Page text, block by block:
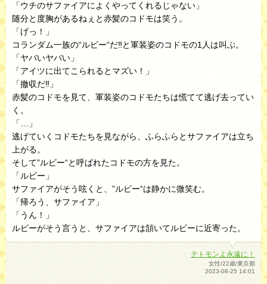
「ウチのサファイアによくやってくれるじゃない」
随分と度胸があるねぇと赤髪のコドモは笑う。
「げっ！」
コランダム一族の“ルビー“だ‼︎と軍装姿のコドモの1人は叫ぶ。
「ヤバいヤバい」
「アイツに出てこられるとマズい！」
「撤収だ‼︎」
赤髪のコドモを見て、軍装姿のコドモたちは慌てて逃げ去ってい
く。
「…」
逃げていくコドモたちを見ながら、ふらふらとサファイアは立ち
上がる。
そして”ルビー“と呼ばれたコドモの方を見た。
「ルビー」
サファイアがそう呟くと、”ルビー“は静かに微笑む。
「帰ろう、サファイア」
「うん！」
ルビーがそう言うと、サファイアは頷いてルビーに近寄った。
テトモンよ永遠に！
女性/22歳/東京都
2023-08-25 14:01